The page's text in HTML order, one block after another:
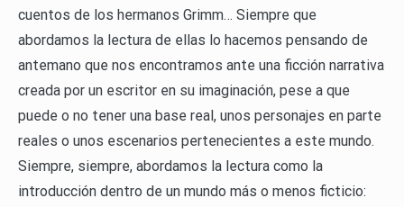
cuentos de los hermanos Grimm… Siempre que
abordamos la lectura de ellas lo hacemos pensando de
antemano que nos encontramos ante una ficción narrativa
creada por un escritor en su imaginación, pese a que
puede o no tener una base real, unos personajes en parte
reales o unos escenarios pertenecientes a este mundo.
Siempre, siempre, abordamos la lectura como la
introducción dentro de un mundo más o menos ficticio: